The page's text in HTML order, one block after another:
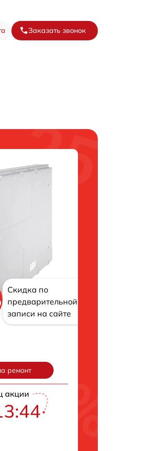
Заказать звонок
Скидка по
предварительной
записи на сайте
ремонт
акции